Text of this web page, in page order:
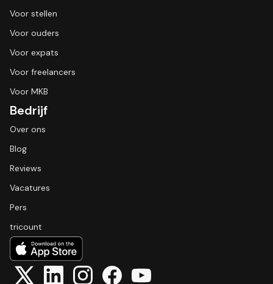
Voor stellen
Voor ouders
Voor expats
Voor freelancers
Voor MKB
Bedrijf
Over ons
Blog
Reviews
Vacatures
Pers
tricount